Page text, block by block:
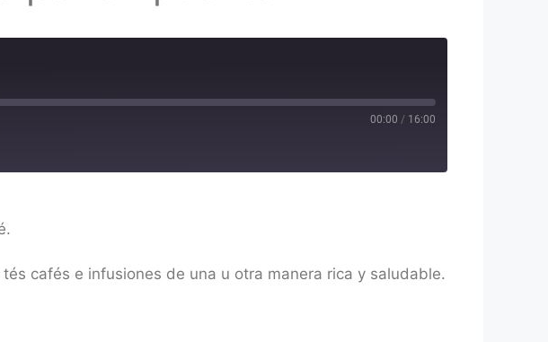
00:00 / 16:00
cafés e infusiones de una u otra manera rica y saludable.